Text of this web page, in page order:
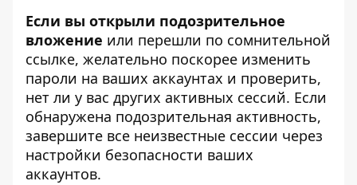
Если вы открыли подозрительное
вложение или перешли по сомнительной
ссылке, желательно поскорее изменить
пароли на ваших аккаунтах и ​​проверить,
нет ли у вас других активных сессий. Если
обнаружена подозрительная активность,
завершите все неизвестные сессии через
настройки безопасности ваших
аккаунтов.